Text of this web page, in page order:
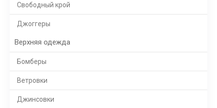
Свободный крой
Джоггеры
Верхняя одежда
Бомберы
Ветровки
Джинсовки